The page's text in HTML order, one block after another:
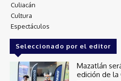
Culiacán
Cultura
Espectáculos
Seleccionado por el editor
Mazatlán
edición de la